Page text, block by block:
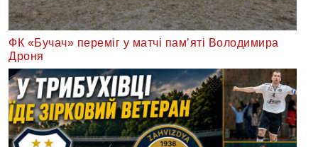
ФК «Бучач» переміг у матчі пам’яті Володимира
Дроня